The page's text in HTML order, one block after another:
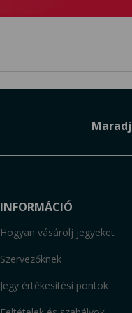
INFORMÁCIÓ
Hogyan vásárolj jegyeket
Szervezőknek
Jegy értékesítési pontok